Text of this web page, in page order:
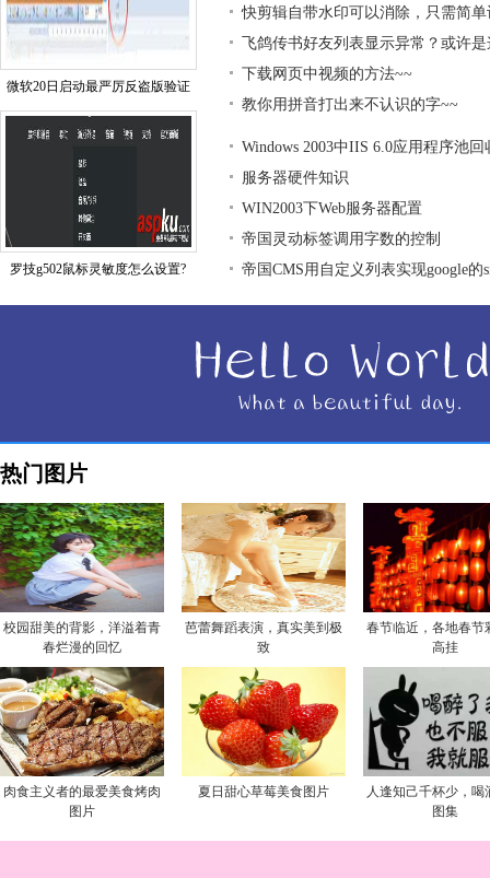
微软20日启动最严厉反盗版验证
罗技g502鼠标灵敏度怎么设置?
快剪辑自带水印可以消除，只需简单
飞鸽传书好友列表显示异常？或许
下载网页中视频的方法~~
教你用拼音打出来不认识的字~~
Windows 2003中IIS 6.0应用程序池回
服务器硬件知识
WIN2003下Web服务器配置
帝国灵动标签调用字数的控制
帝国CMS用自定义列表实现google的
热门图片
校园甜美的背影，洋溢着青
春烂漫的回忆
芭蕾舞蹈表演，真实美到极
致
春节临近，各地春节
高挂
肉食主义者的最爱美食烤肉
图片
夏日甜心草莓美食图片
人逢知己千杯少，喝
图集